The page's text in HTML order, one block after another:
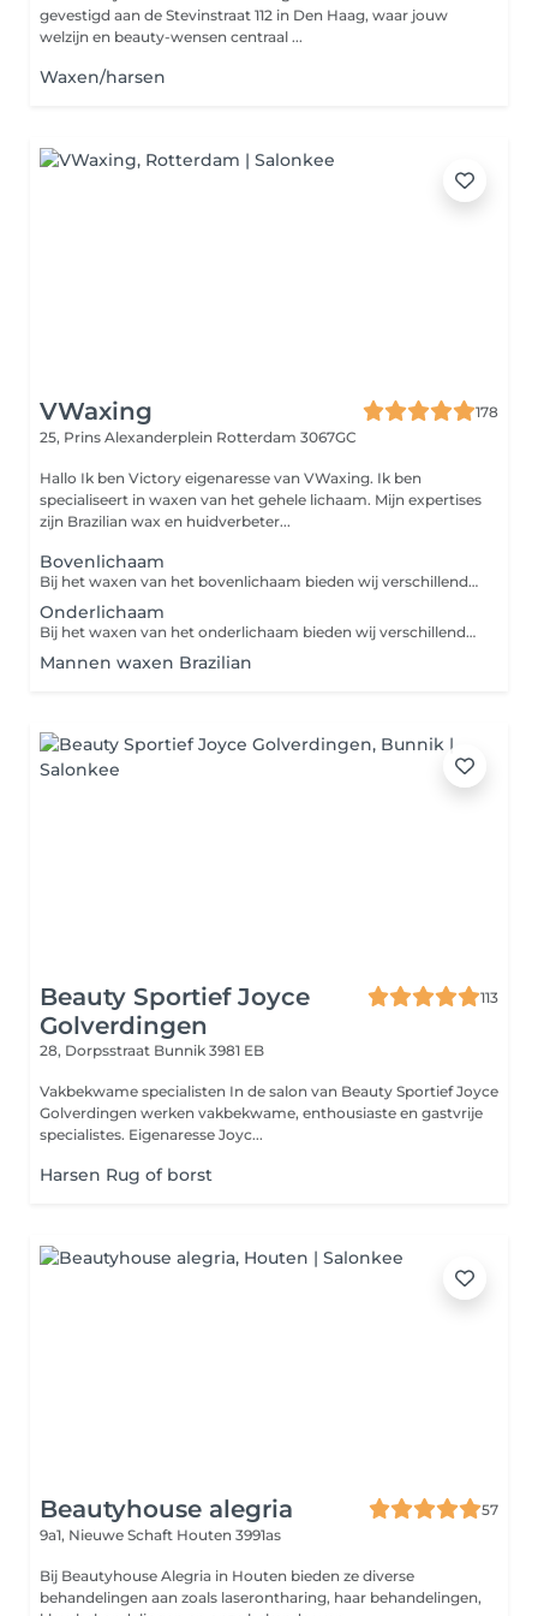
gevestigd aan de Stevinstraat 112 in Den Haag, waar jouw
welzijn en beauty-wensen centraal ...
Waxen/harsen
VWaxing
178
25, Prins Alexanderplein Rotterdam 3067GC
Hallo Ik ben Victory eigenaresse van VWaxing. Ik ben
specialiseert in waxen van het gehele lichaam. Mijn expertises
zijn Brazilian wax en huidverbeter...
Bovenlichaam
Bij het waxen van het bovenlichaam bieden wij verschillende opties om ongewenste haartjes effectief te verwijderen. U kunt kiezen uit de bovenstaande opties. Onze waxbehandelingen zorgen voor een gladde huid met minimale irritatie.
Onderlichaam
Bij het waxen van het onderlichaam bieden wij verschillende opties om ongewenste haartjes effectief te verwijderen. U kunt kiezen uit de bovenstaande opties. Onze waxbehandelingen zorgen voor een gladde huid met minimale irritatie.
Mannen waxen Brazilian
Beauty Sportief Joyce
Golverdingen
113
28, Dorpsstraat Bunnik 3981 EB
Vakbekwame specialisten In de salon van Beauty Sportief Joyce
Golverdingen werken vakbekwame, enthousiaste en gastvrije
specialistes. Eigenaresse Joyc...
Harsen Rug of borst
Beautyhouse alegria
57
9a1, Nieuwe Schaft Houten 3991as
Bij Beautyhouse Alegria in Houten bieden ze diverse
behandelingen aan zoals laserontharing, haar behandelingen,